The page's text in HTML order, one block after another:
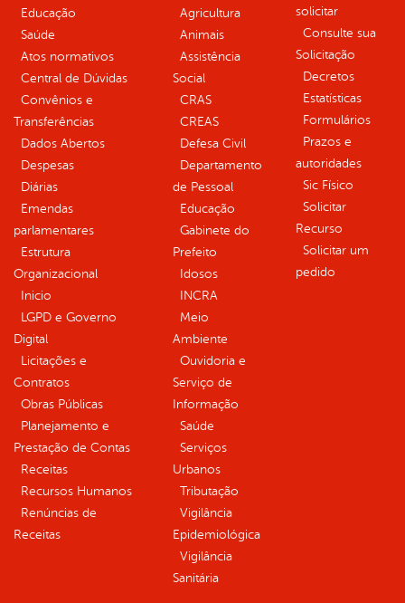
Educação
Saúde
Atos normativos
Central de Dúvidas
Convênios e
Transferências
Dados Abertos
Despesas
Diárias
Emendas
parlamentares
Estrutura
Organizacional
Inicio
LGPD e Governo
Digital
Licitações e
Contratos
Obras Públicas
Planejamento e
Prestação de Contas
Receitas
Recursos Humanos
Renúncias de
Receitas
Agricultura
Animais
Assistência
Social
CRAS
CREAS
Defesa Civil
Departamento
de Pessoal
Educação
Gabinete do
Prefeito
Idosos
INCRA
Meio
Ambiente
Ouvidoria e
Serviço de
Informação
Saúde
Serviços
Urbanos
Tributação
Vigilância
Epidemiológica
Vigilância
Sanitária
solicitar
Consulte sua
Solicitação
Decretos
Estatísticas
Formulários
Prazos e
autoridades
Sic Físico
Solicitar
Recurso
Solicitar um
pedido